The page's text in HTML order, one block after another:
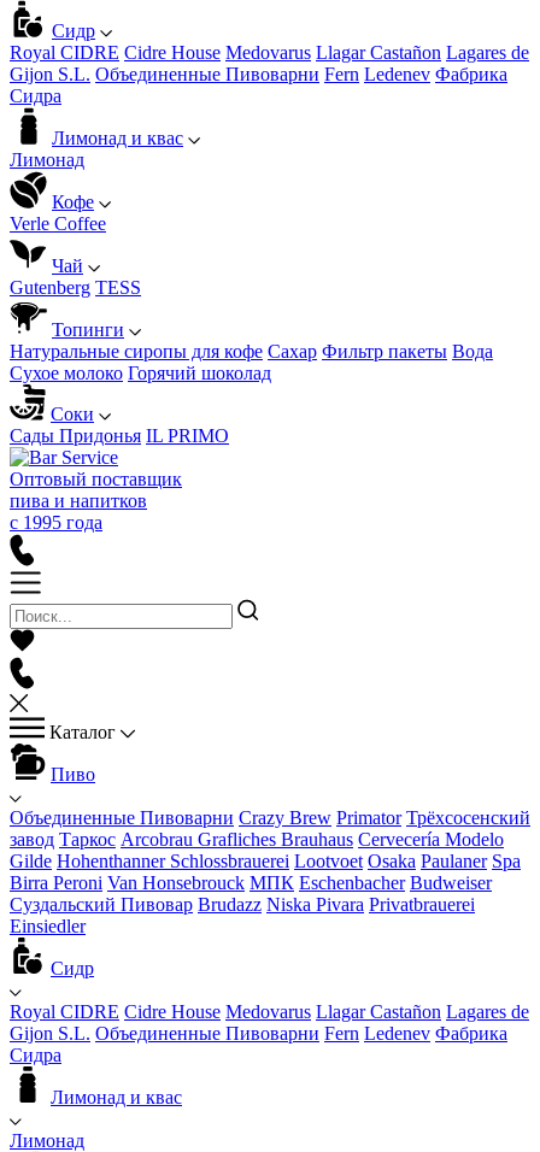
Сидр
Royal CIDRE Cidre House Medovarus Llagar Castañon Lagares de
Gijon S.L. Объединенные Пивоварни Fern Ledenev Фабрика
Сидра
Лимонад и квас
Лимонад
Кофе
Verle Coffee
Чай
Gutenberg TESS
Топинги
Натуральные сиропы для кофе Сахар Фильтр пакеты Вода
Сухое молоко Горячий шоколад
Соки
Сады Придонья IL PRIMO
Оптовый поставщик
пива и напитков
с 1995 года
Каталог
Пиво
Объединенные Пивоварни Crazy Brew Primator Трёхсосенский
завод Таркос Arcobrau Grafliches Brauhaus Cervecería Modelo
Gilde Hohenthanner Schlossbrauerei Lootvoet Osaka Paulaner Spa
Birra Peroni Van Honsebrouck МПК Eschenbacher Budweiser
Суздальский Пивовар Brudazz Niska Pivara Privatbrauerei
Einsiedler
Сидр
Royal CIDRE Cidre House Medovarus Llagar Castañon Lagares de
Gijon S.L. Объединенные Пивоварни Fern Ledenev Фабрика
Сидра
Лимонад и квас
Лимонад